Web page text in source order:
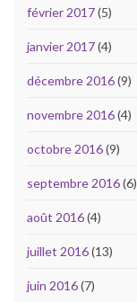
février 2017(5)
janvier 2017(4)
décembre 2016(9)
novembre 2016(4)
octobre 2016(9)
septembre 2016(6)
août 2016(4)
juillet 2016(13)
juin 2016(7)